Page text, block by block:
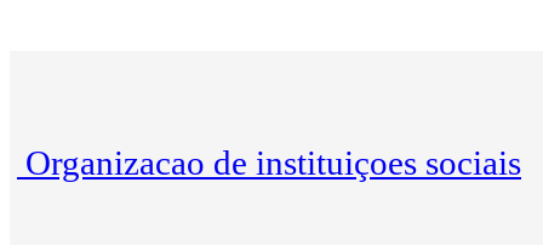
Organizacao de instituiçoes sociais